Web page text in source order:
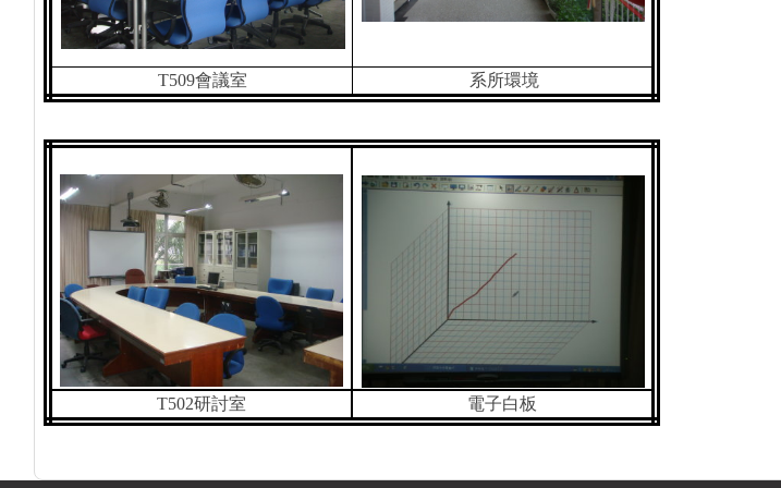
T509會議室 系所環境
T502研討室 電子白板